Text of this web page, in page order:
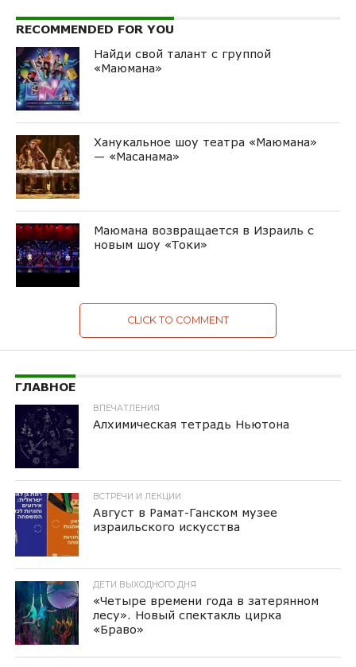
RECOMMENDED FOR YOU
Найди свой талант с группой
«Маюмана»
Ханукальное шоу театра «Маюмана»
— «Масанама»
Маюмана возвращается в Израиль с
новым шоу «Токи»
CLICK TO COMMENT
ГЛАВНОЕ
ВПЕЧАТЛЕНИЯ
Алхимическая тетрадь Ньютона
ВСТРЕЧИ И ЛЕКЦИИ
Август в Рамат-Ганском музее
израильского искусства
ДЕТИ ВЫХОДНОГО ДНЯ
«Четыре времени года в затерянном
лесу». Новый спектакль цирка
«Браво»